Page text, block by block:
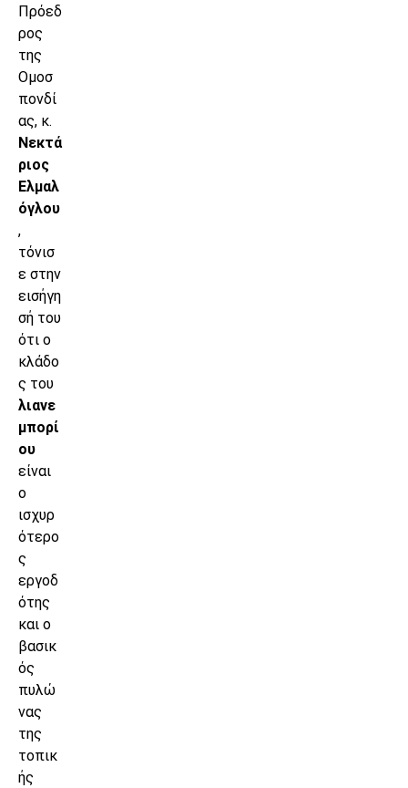
Πρόεδ
ρος
της
Ομοσ
πονδί
ας, κ.
Νεκτά
ριος
Ελμαλ
όγλου
,
τόνισ
ε στην
εισήγη
σή του
ότι ο
κλάδο
ς του
λιανε
μπορί
ου
είναι
ο
ισχυρ
ότερο
ς
εργοδ
ότης
και ο
βασικ
ός
πυλώ
νας
της
τοπικ
ής